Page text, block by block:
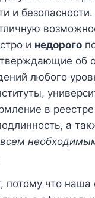
и
и недорого
об
любого
в реестре
а
всем
потому что наша